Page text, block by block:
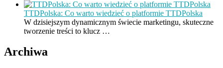
TTDPolska: Co warto wiedzieć o platformie TTDPolska
W dzisiejszym dynamicznym świecie marketingu, skuteczne
tworzenie treści to klucz …
Archiwa